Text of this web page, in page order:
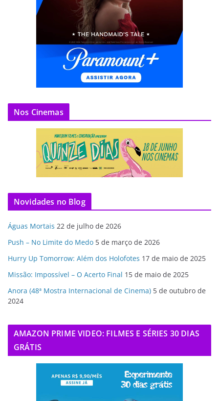
Nos Cinemas
Novidades no Blog
Águas Mortais 22 de julho de 2026
Push – No Limite do Medo 5 de março de 2026
Hurry Up Tomorrow: Além dos Holofotes 17 de maio de 2025
Missão: Impossível – O Acerto Final 15 de maio de 2025
Anora (48ª Mostra Internacional de Cinema) 5 de outubro de
2024
AMAZON PRIME VIDEO: FILMES E SÉRIES 30 DIAS
GRÁTIS